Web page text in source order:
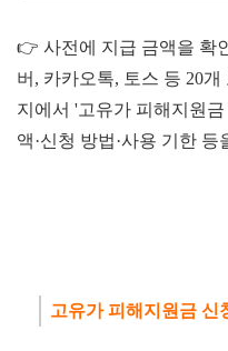
👉 사전에 지급 금액을 확
버, 카카오톡, 토스 등 20개
지에서 '고유가 피해지원
액·신청 방법·사용 기한
고유가 피해지원금 신